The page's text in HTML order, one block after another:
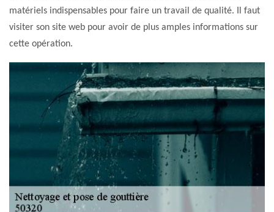
matériels indispensables pour faire un travail de qualité. Il faut
visiter son site web pour avoir de plus amples informations sur
cette opération.